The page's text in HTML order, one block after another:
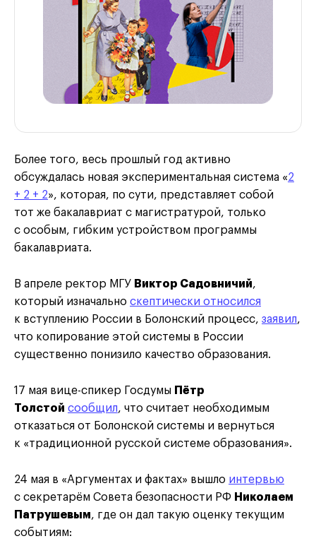
Более того, весь прошлый год активно
обсуждалась новая экспериментальная система «2
+ 2 + 2», которая, по сути, представляет собой
тот же бакалавриат с магистратурой, только
с особым, гибким устройством программы
бакалавриата.
В апреле ректор МГУ Виктор Садовничий,
который изначально скептически относился
к вступлению России в Болонский процесс, заявил,
что копирование этой системы в России
существенно понизило качество образования.
17 мая вице-спикер Госдумы Пётр
Толстой сообщил, что считает необходимым
отказаться от Болонской системы и вернуться
к «традиционной русской системе образования».
24 мая в «Аргументах и фактах» вышло интервью
с секретарём Совета безопасности РФ Николаем
Патрушевым, где он дал такую оценку текущим
событиям: